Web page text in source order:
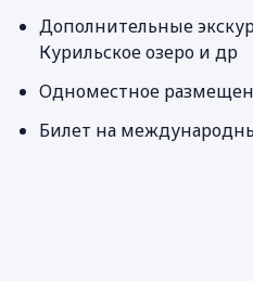
Дополнительные
Курильское озеро и др
Одноместное
Билет на